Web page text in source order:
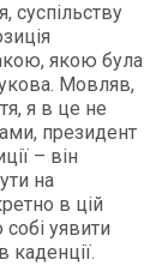
суспільству
якою була
Мовляв,
я в це не
президент
– він
на
в цій
уявити
каденції.